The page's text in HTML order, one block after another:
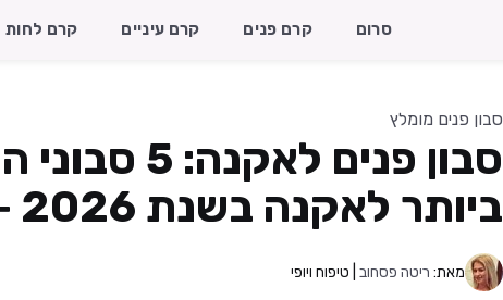
סרום קרם פנים קרם עיניים קרם לחות
סבון פנים מומלץ
סבון פנים
ביותר לאקנה בשנת 2026 + מדריך קניה
מאת: ריטה פסחוב | טיפוח ויופי